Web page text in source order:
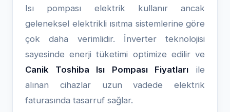
Isı pompası elektrik kullanır ancak
geleneksel elektrikli ısıtma sistemlerine göre
çok daha verimlidir. İnverter teknolojisi
sayesinde enerji tüketimi optimize edilir ve
Canik Toshiba Isı Pompası Fiyatları ile
alınan cihazlar uzun vadede elektrik
faturasında tasarruf sağlar.